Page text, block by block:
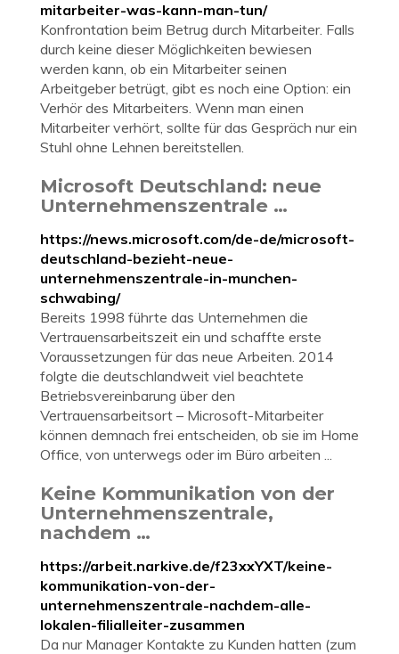
mitarbeiter-was-kann-man-tun/
Konfrontation beim Betrug durch Mitarbeiter. Falls
durch keine dieser Möglichkeiten bewiesen
werden kann, ob ein Mitarbeiter seinen
Arbeitgeber betrügt, gibt es noch eine Option: ein
Verhör des Mitarbeiters. Wenn man einen
Mitarbeiter verhört, sollte für das Gespräch nur ein
Stuhl ohne Lehnen bereitstellen.
Microsoft Deutschland: neue
Unternehmenszentrale …
https://news.microsoft.com/de-de/microsoft-
deutschland-bezieht-neue-
unternehmenszentrale-in-munchen-
schwabing/
Bereits 1998 führte das Unternehmen die
Vertrauensarbeitszeit ein und schaffte erste
Voraussetzungen für das neue Arbeiten. 2014
folgte die deutschlandweit viel beachtete
Betriebsvereinbarung über den
Vertrauensarbeitsort – Microsoft-Mitarbeiter
können demnach frei entscheiden, ob sie im Home
Office, von unterwegs oder im Büro arbeiten ...
Keine Kommunikation von der
Unternehmenszentrale,
nachdem …
https://arbeit.narkive.de/f23xxYXT/keine-
kommunikation-von-der-
unternehmenszentrale-nachdem-alle-
lokalen-filialleiter-zusammen
Da nur Manager Kontakte zu Kunden hatten (zum